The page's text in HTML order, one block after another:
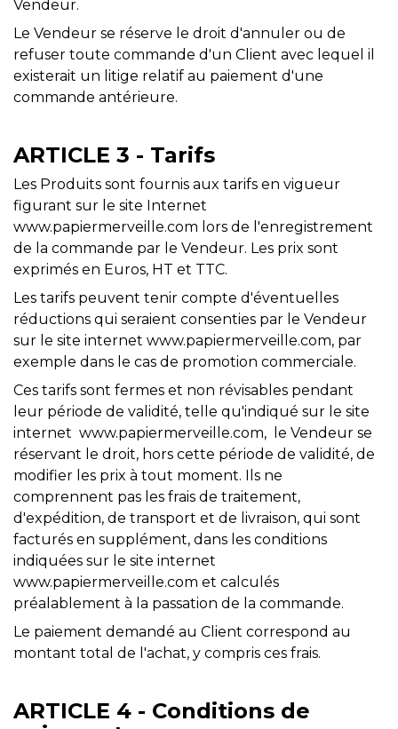
Vendeur.
Le Vendeur se réserve le droit d'annuler ou de
refuser toute commande d'un Client avec lequel il
existerait un litige relatif au paiement d'une
commande antérieure.
ARTICLE 3 - Tarifs
Les Produits sont fournis aux tarifs en vigueur
figurant sur le site Internet
www.papiermerveille.com lors de l'enregistrement
de la commande par le Vendeur. Les prix sont
exprimés en Euros, HT et TTC.
Les tarifs peuvent tenir compte d'éventuelles
réductions qui seraient consenties par le Vendeur
sur le site internet www.papiermerveille.com, par
exemple dans le cas de promotion commerciale.
Ces tarifs sont fermes et non révisables pendant
leur période de validité, telle qu'indiqué sur le site
internet www.papiermerveille.com, le Vendeur se
réservant le droit, hors cette période de validité, de
modifier les prix à tout moment. Ils ne
comprennent pas les frais de traitement,
d'expédition, de transport et de livraison, qui sont
facturés en supplément, dans les conditions
indiquées sur le site internet
www.papiermerveille.com et calculés
préalablement à la passation de la commande.
Le paiement demandé au Client correspond au
montant total de l'achat, y compris ces frais.
ARTICLE 4 - Conditions de